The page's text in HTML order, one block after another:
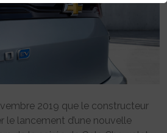
2019 que le constructeur
le lancement d’une nouvelle